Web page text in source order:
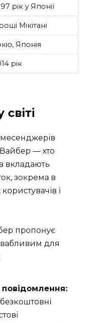
рік у Японії
Мікітані
Японія
рік
— хто
вкладають
зокрема в
і
пропонує
для
повідомлення: